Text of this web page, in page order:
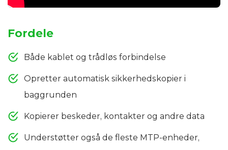
Fordele
Både kablet og trådløs forbindelse
Opretter automatisk sikkerhedskopier i
baggrunden
Kopierer beskeder, kontakter og andre data
Understøtter også de fleste MTP-enheder,